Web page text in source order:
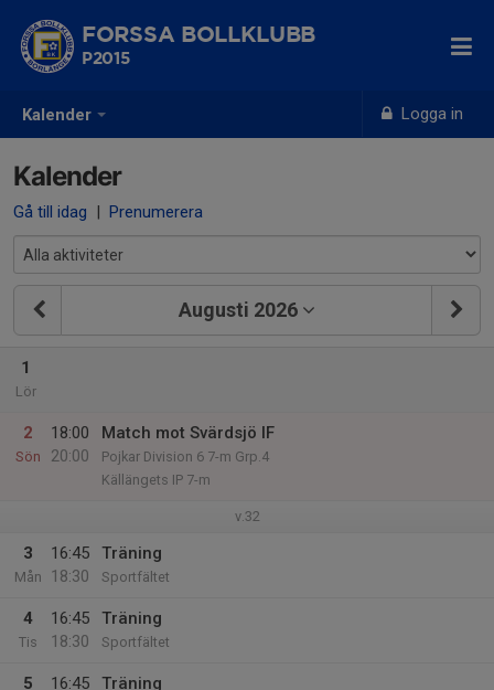
Kalender Logga in
FORSSA BOLLKLUBB
P2015
Kalender
Gå till idag | Prenumerera
Augusti 2026
1
Lör
2
Sön
18:00
20:00
Match mot Svärdsjö IF
Pojkar Division 6 7-m Grp.4
Källängets IP 7-m
v.32
3
Mån
16:45
18:30
Träning
Sportfältet
4
Tis
16:45
18:30
Träning
Sportfältet
5
16:45
Träning